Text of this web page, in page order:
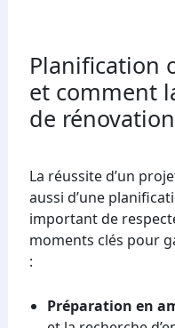
Planification
et comment
de
La réussite d’un
aussi d’une
important de
moments clés pour
:
Préparation en